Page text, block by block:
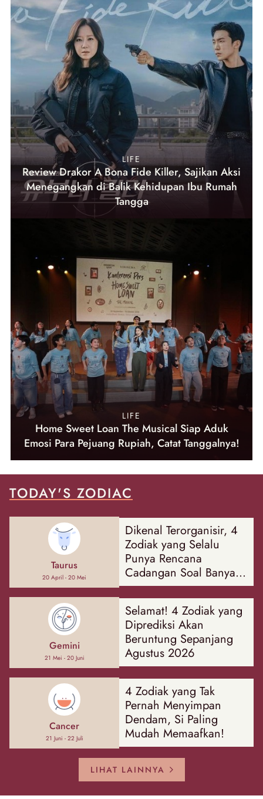
LIFE
Review Drakor A Bona Fide Killer, Sajikan Aksi
Menegangkan di Balik Kehidupan Ibu Rumah
Tangga
LIFE
Home Sweet Loan The Musical Siap Aduk
Emosi Para Pejuang Rupiah, Catat Tanggalnya!
TODAY'S ZODIAC
Taurus
20 April - 20 Mei
Dikenal Terorganisir, 4
Zodiak yang Selalu
Punya Rencana
Cadangan Soal Banyak
Hal
Gemini
21 Mei - 20 Juni
Selamat! 4 Zodiak yang
Diprediksi Akan
Beruntung Sepanjang
Agustus 2026
Cancer
21 Juni - 22 Juli
4 Zodiak yang Tak
Pernah Menyimpan
Dendam, Si Paling
Mudah Memaafkan!
LIHAT LAINNYA